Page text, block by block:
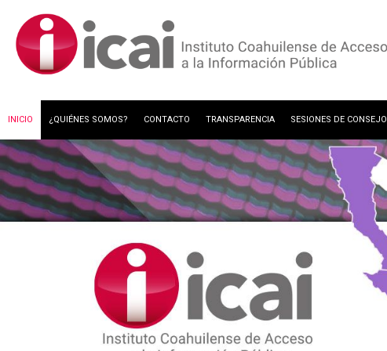
INICIO ¿QUIÉNES SOMOS? CONTACTO TRANSPARENCIA SESIONES DE CONSEJO
GESTIÓN DOCUMENTAL Y ARCHIVOS